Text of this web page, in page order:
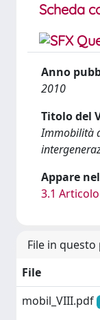
Scheda
Anno
2010
Titolo del
Immobilità
Appare
3.1
File in
File
mobil_VIII.pdf